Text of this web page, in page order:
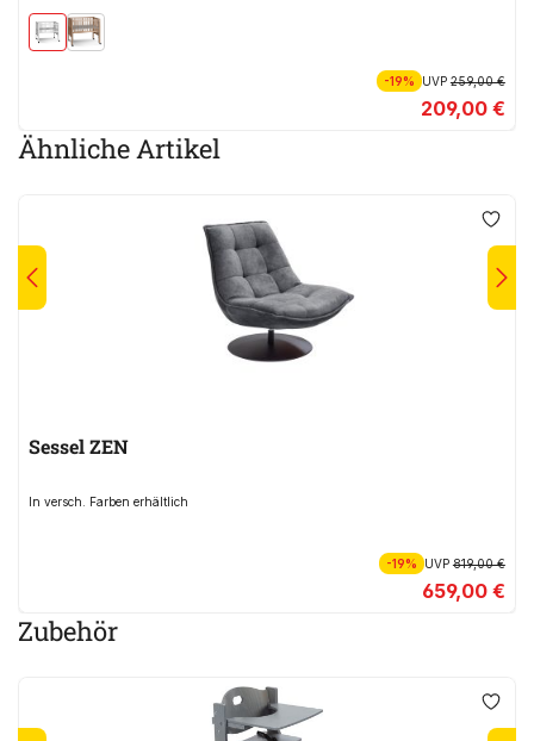
-19% UVP259,00 €
209,00 €
Ähnliche Artikel
Sessel ZEN
In versch. Farben erhältlich
-19% UVP819,00 €
659,00 €
Zubehör